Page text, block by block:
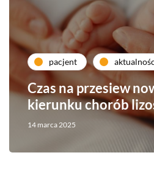
pacjent
Czas na przesiew
kierunku chorób
14 marca 2025